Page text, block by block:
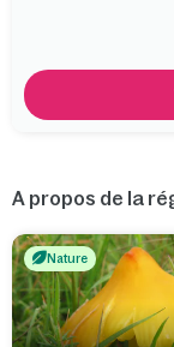
A propos de la
Nature